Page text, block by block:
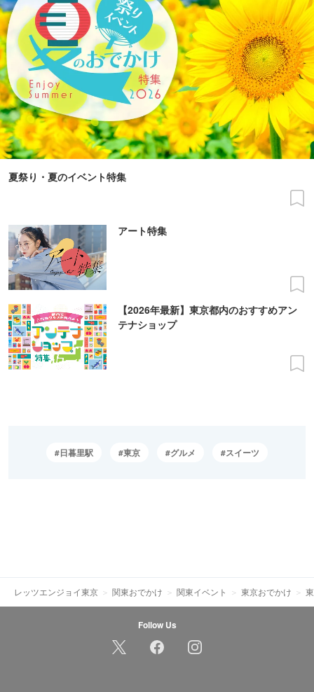
夏祭り・夏のイベント特集
アート特集
【2026年最新】東京都内のおすすめアン
テナショップ
日暮里駅 東京 グルメ スイーツ
レッツエンジョイ東京 関東おでかけ 関東イベント 東京おでかけ
Follow Us